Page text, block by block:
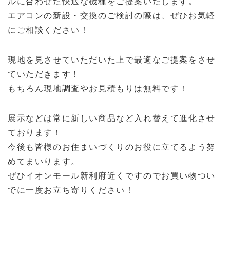
エアコンの新設・交換のご検討の際は、ぜひお気軽
にご相談ください！
現地を見させていただいた上で最適なご提案をさせ
ていただきます！
もちろん現地調査やお見積もりは無料です！
展示などは常に新しい商品など入れ替えて進化させ
ております！
今後も皆様のお住まいづくりのお役に立てるよう努
めてまいります。
ぜひイオンモール新利府近くですのでお買い物つい
でに一度お立ち寄りください！